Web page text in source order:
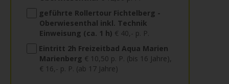
geführte Rollertour Fichtelberg -
Oberwiesenthal inkl. Technik
Einweisung (ca. 1 h) € 40,- p. P.
Eintritt 2h Freizeitbad Aqua Marien
Marienberg € 10,50 p. P. (bis 16 Jahre),
€ 16,- p. P. (ab 17 Jahre)